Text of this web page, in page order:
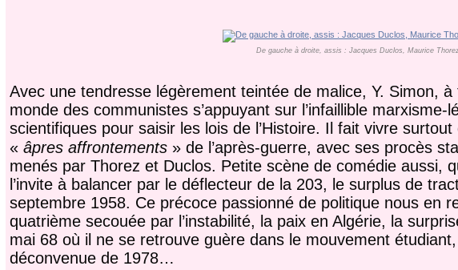
De gauche à droite, assis : Jacques Duclos, Maurice
Avec une tendresse légèrement teintée de malice, Y. Simon,
monde des communistes s’appuyant sur l’infaillible
scientifiques pour saisir les lois de l’Histoire. Il fait vivre
« âpres affrontements» de l’après-guerre, avec ses procès
menés par Thorez et Duclos. Petite scène de comédie aussi,
l’invite à balancer par le déflecteur de la 203, le surplus de
septembre 1958. Ce précoce passionné de politique nous en
quatrième secouée par l’instabilité, la paix en Algérie, la
mai 68 où il ne se retrouve guère dans le mouvement
déconvenue de 1978…